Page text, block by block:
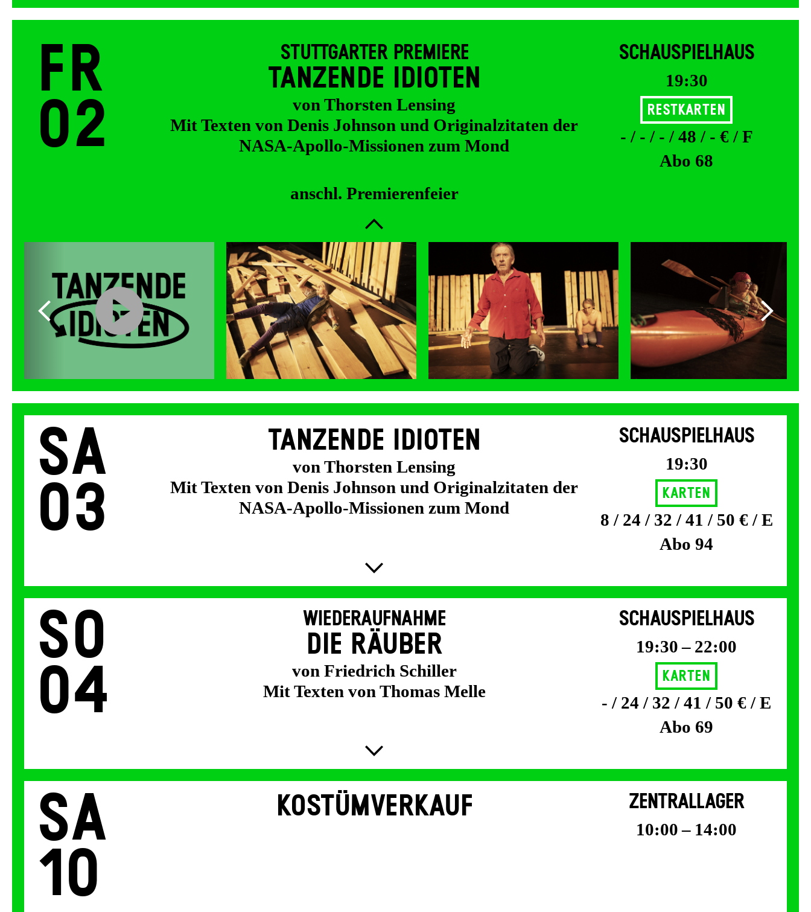
Fr
02
STUTTGARTER PREMIERE
TANZENDE IDIOTEN
von Thorsten Lensing
Mit Texten von Denis Johnson und Originalzitaten der
NASA-Apollo-Missionen zum Mond
anschl. Premierenfeier
SCHAUSPIELHAUS
19:30
Restkarten
- / - / - / 48 / - € / F
Abo 68
Sa
03
TANZENDE IDIOTEN
von Thorsten Lensing
Mit Texten von Denis Johnson und Originalzitaten der
NASA-Apollo-Missionen zum Mond
SCHAUSPIELHAUS
19:30
Karten
8 / 24 / 32 / 41 / 50 € / E
Abo 94
So
04
WIEDERAUFNAHME
DIE RÄUBER
von Friedrich Schiller
Mit Texten von Thomas Melle
SCHAUSPIELHAUS
19:30 – 22:00
Karten
- / 24 / 32 / 41 / 50 € / E
Abo 69
Sa
10
KOSTÜMVERKAUF ZENTRALLAGER
10:00 – 14:00